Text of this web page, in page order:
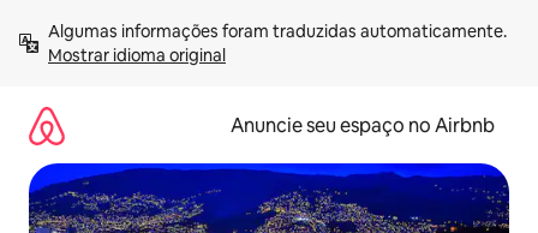
para
Mostrar idioma original
Anuncie seu espaço no Airbnb